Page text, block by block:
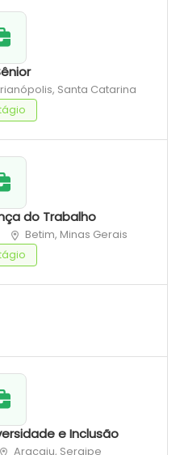
Santa Catarina
do Trabalho
Betim, Minas Gerais
e Inclusão
Aracaju, Sergipe